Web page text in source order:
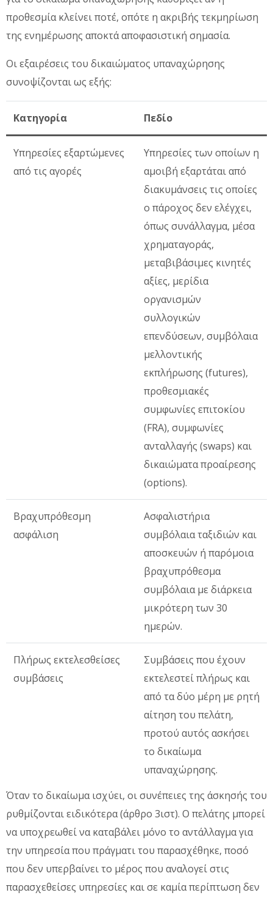
προθεσμία κλείνει ποτέ, οπότε η ακριβής τεκμηρίωση
της ενημέρωσης αποκτά αποφασιστική σημασία.
Οι εξαιρέσεις του δικαιώματος υπαναχώρησης
συνοψίζονται ως εξής:
Κατηγορία Πεδίο
Υπηρεσίες εξαρτώμενες
από τις αγορές
Υπηρεσίες των οποίων η
αμοιβή εξαρτάται από
διακυμάνσεις τις οποίες
ο πάροχος δεν ελέγχει,
όπως συνάλλαγμα, μέσα
χρηματαγοράς,
μεταβιβάσιμες κινητές
αξίες, μερίδια
οργανισμών
συλλογικών
επενδύσεων, συμβόλαια
μελλοντικής
εκπλήρωσης (futures),
προθεσμιακές
συμφωνίες επιτοκίου
(FRA), συμφωνίες
ανταλλαγής (swaps) και
δικαιώματα προαίρεσης
(options).
Βραχυπρόθεσμη
ασφάλιση
Ασφαλιστήρια
συμβόλαια ταξιδιών και
αποσκευών ή παρόμοια
βραχυπρόθεσμα
συμβόλαια με διάρκεια
μικρότερη των 30
ημερών.
Πλήρως εκτελεσθείσες
συμβάσεις
Συμβάσεις που έχουν
εκτελεστεί πλήρως και
από τα δύο μέρη με ρητή
αίτηση του πελάτη,
προτού αυτός ασκήσει
το δικαίωμα
υπαναχώρησης.
Όταν το δικαίωμα ισχύει, οι συνέπειες της άσκησής του
ρυθμίζονται ειδικότερα (άρθρο 3ιστ). Ο πελάτης μπορεί
να υποχρεωθεί να καταβάλει μόνο το αντάλλαγμα για
την υπηρεσία που πράγματι του παρασχέθηκε, ποσό
που δεν υπερβαίνει το μέρος που αναλογεί στις
παρασχεθείσες υπηρεσίες και σε καμία περίπτωση δεν